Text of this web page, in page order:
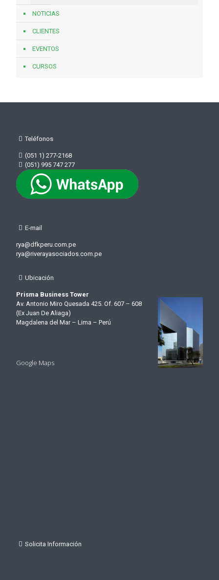
NOTICIAS
CLIENTES
EVENTOS
CURSOS
Teléfonos
(051 1) 277-2168
(051) 995 747 277
E-mail
rya@dfkperu.com.pe
rya@riverayasociados.com.pe
Ubicación
Prisma Business Tower
Av. Antonio Miro Quesada 425. Of. 607 – 608
(Ex Juan De Aliaga)
Magdalena del Mar – Lima – Perú
Google Maps
Solicita Información